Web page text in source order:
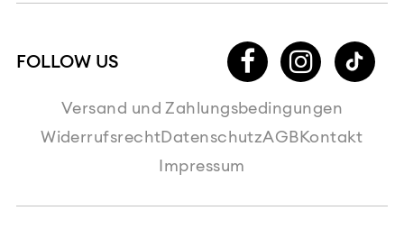
Versand und Zahlungsbedingungen
WiderrufsrechtDatenschutzAGBKontakt
Impressum